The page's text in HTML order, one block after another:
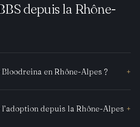
depuis la Rhône-
en Rhône-Alpes ? +
depuis la Rhône-Alpes +